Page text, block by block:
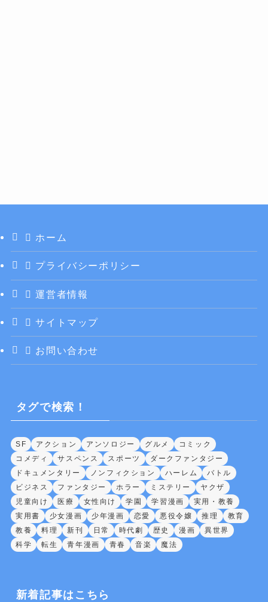
ホーム
プライバシーポリシー
運営者情報
サイトマップ
お問い合わせ
タグで検索！
SF アクション アンソロジー グルメ
コミック
コメディ
サスペンス スポーツ
ダークファンタジー
ドキュメンタリー
ノンフィクション ハーレム
バトル
ビジネス
ファンタジー ホラー ミステリー
ヤクザ
児童向け
医療 女性向け 学園 学習漫画
実用・教養
実用書
少女漫画 少年漫画 恋愛 悪役令嬢 推理
教育
教養
料理 新刊 日常 時代劇 歴史 漫画
異世界
科学
転生 青年漫画 青春 音楽 魔法
新着記事はこちら